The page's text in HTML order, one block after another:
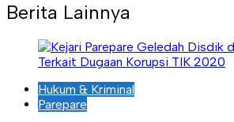
Berita Lainnya
Hukum & Kriminal
Parepare